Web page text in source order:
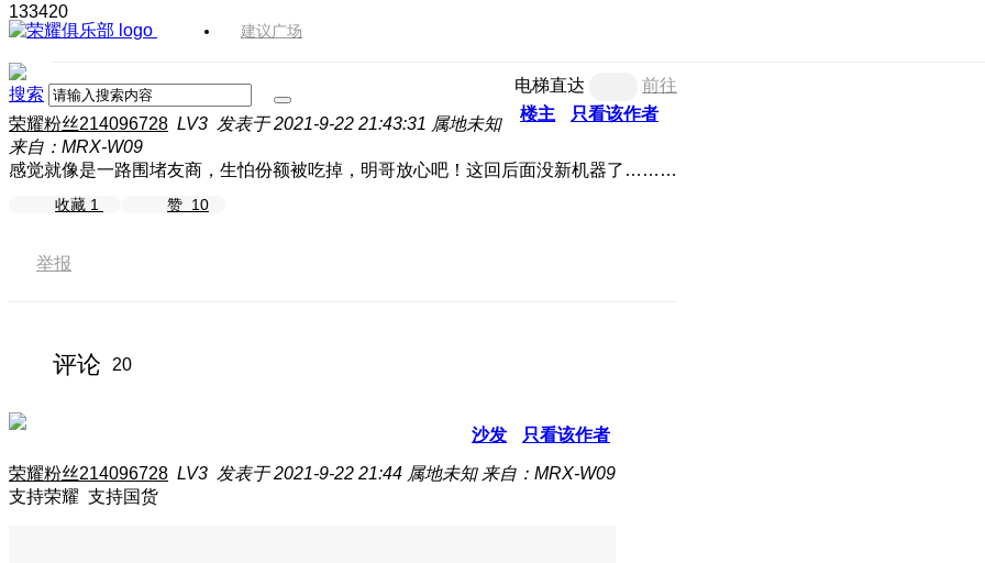
建议广场
搜索
133420
电梯直达
前往
楼主
只看该作者
荣耀粉丝214096728 LV3 发表于 2021-9-22 21:43:31 属地未知
来自：MRX-W09
感觉就像是一路围堵友商，生怕份额被吃掉，明哥放心吧！这回后面没新机器了………
收藏 1 赞 10
举报
评论 20
沙发 只看该作者
荣耀粉丝214096728 LV3 发表于 2021-9-22 21:44 属地未知 来自：MRX-W09
支持荣耀 支持国货